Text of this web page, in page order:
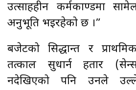
उत्साहहीन कर्मकाण्डमा
अनुभूति भइरहेको छ ।”
बजेटको सिद्धान्त र
तत्काल सुधार्न हतार
नदेखिएको पनि उनले